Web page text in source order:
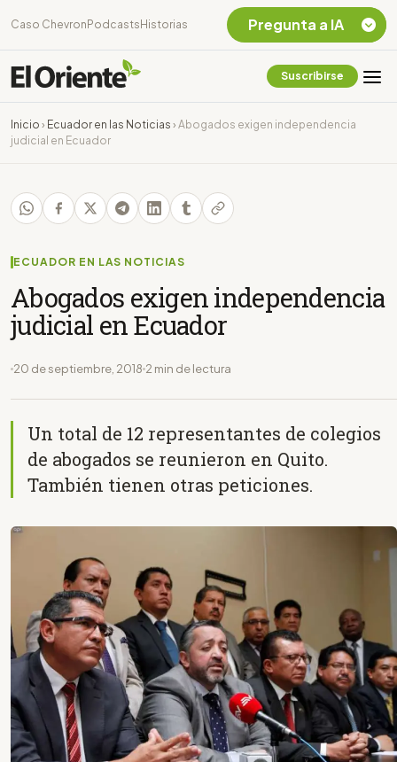
Caso Chevron Podcasts Historias
Suscribirse
Inicio › Ecuador en las Noticias › Abogados exigen independencia
judicial en Ecuador
ECUADOR EN LAS NOTICIAS
Abogados exigen independencia
judicial en Ecuador
20 de septiembre, 2018 2 min de lectura
Un total de 12 representantes de colegios
de abogados se reunieron en Quito.
También tienen otras peticiones.
Pregunta a IA
Chevron Ecuador